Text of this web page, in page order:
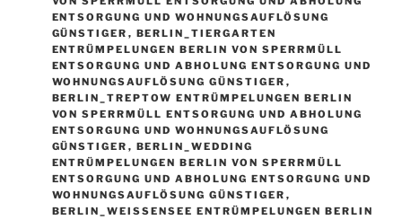
ENTSORGUNG UND WOHNUNGSAUFLÖSUNG
GÜNSTIGER , BERLIN_TIERGARTEN
ENTRÜMPELUNGEN BERLIN VON SPERRMÜLL
ENTSORGUNG UND ABHOLUNG ENTSORGUNG UND
WOHNUNGSAUFLÖSUNG GÜNSTIGER ,
BERLIN_TREPTOW ENTRÜMPELUNGEN BERLIN
VON SPERRMÜLL ENTSORGUNG UND ABHOLUNG
ENTSORGUNG UND WOHNUNGSAUFLÖSUNG
GÜNSTIGER , BERLIN_WEDDING
ENTRÜMPELUNGEN BERLIN VON SPERRMÜLL
ENTSORGUNG UND ABHOLUNG ENTSORGUNG UND
WOHNUNGSAUFLÖSUNG GÜNSTIGER ,
BERLIN_WEISSENSEE ENTRÜMPELUNGEN BERLIN V